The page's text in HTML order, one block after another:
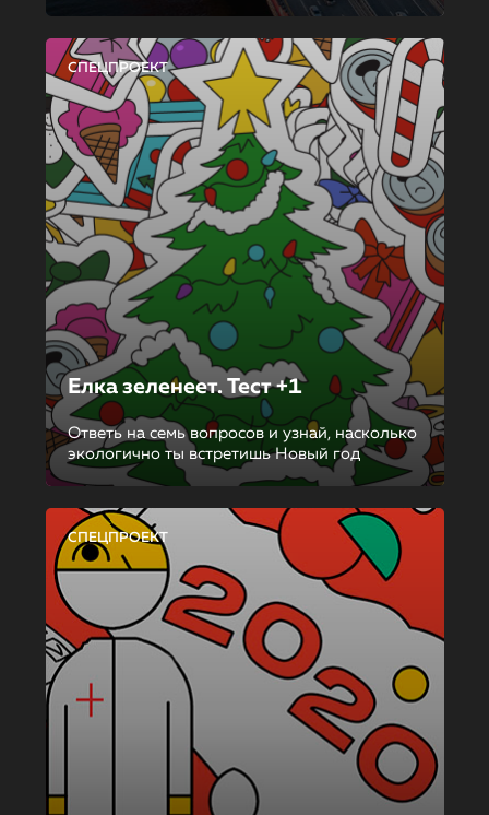
СПЕЦПРОЕКТ
Елка зеленеет. Тест +1
Ответь на семь вопросов и узнай, насколько
экологично ты встретишь Новый год
СПЕЦПРОЕКТ